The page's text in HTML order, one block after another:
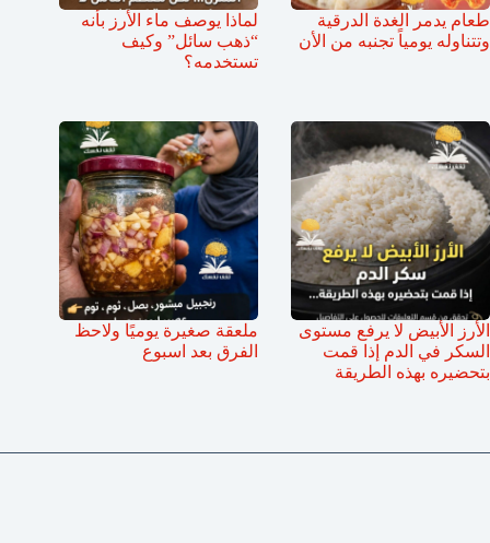
طعام يدمر الغدة الدرقية
وتتناوله يومياً تجنبه من الأن
لماذا يوصف ماء الأرز بأنه
“ذهب سائل” وكيف
تستخدمه؟
الأرز الأبيض لا يرفع مستوى
السكر في الدم إذا قمت
بتحضيره بهذه الطريقة
ملعقة صغيرة يوميًا ولاحظ
الفرق بعد اسبوع